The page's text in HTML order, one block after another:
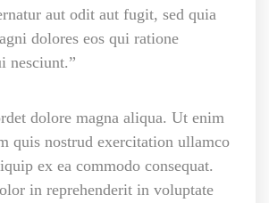
aut odit aut fugit, sed quia
dolores eos qui ratione
nesciunt.”
dolore magna aliqua. Ut enim
quis nostrud exercitation ullamco
ex ea commodo consequat.
in reprehenderit in voluptate